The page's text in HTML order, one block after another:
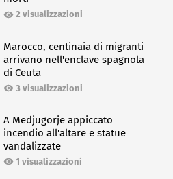
2 visualizzazioni
Marocco, centinaia di migranti
arrivano nell'enclave spagnola
di Ceuta
3 visualizzazioni
A Medjugorje appiccato
incendio all'altare e statue
vandalizzate
1 visualizzazioni